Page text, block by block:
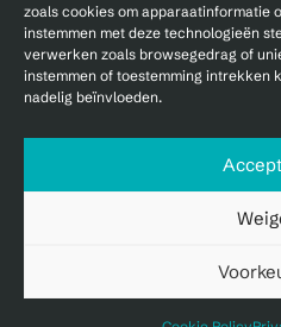
zoals cookies om apparaatinformatie
instemmen met deze technologieën
verwerken zoals browsegedrag of
instemmen of toestemming intrekken
nadelig beïnvloeden.
Privacy statement